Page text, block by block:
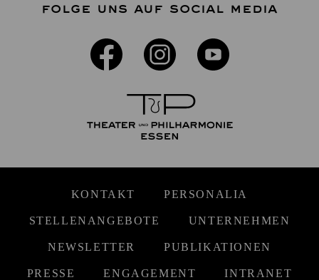
FOLGE UNS AUF SOCIAL MEDIA
KONTAKT PERSONALIA
STELLENANGEBOTE UNTERNEHMEN
NEWSLETTER PUBLIKATIONEN
PRESSE ENGAGEMENT INTRANET